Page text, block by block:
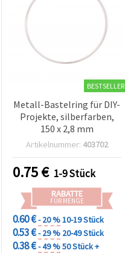
BESTSELLER
Metall-Bastelring für DIY-
Projekte, silberfarben,
150 x 2,8 mm
Artikelnummer: 403702
0.75€ 1-9 Stück
RABATTE
FÜR MENGE
0.60 €- 20 %10-19 Stück
0.53 €- 29 % 20-49 Stück
0.38 €- 49 %50 Stück +